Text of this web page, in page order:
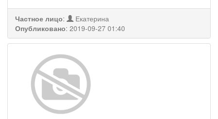
Частное лицо:
Екатерина
Опубликовано: 2019-09-27 01:40